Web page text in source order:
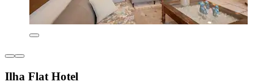
Ilha Flat Hotel